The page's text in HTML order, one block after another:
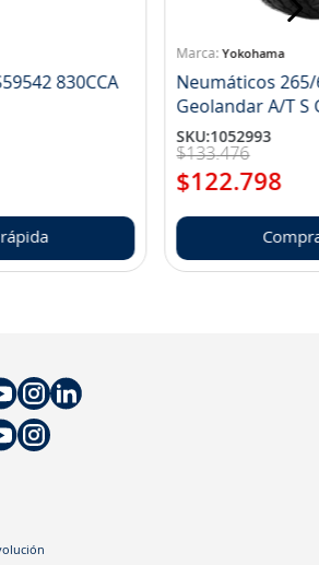
830CCA
Yokohama
Neumáticos 265/
SKU:1052993
$133.476
$122.798